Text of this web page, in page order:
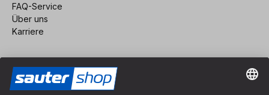
FAQ-Service
Über uns
Karriere